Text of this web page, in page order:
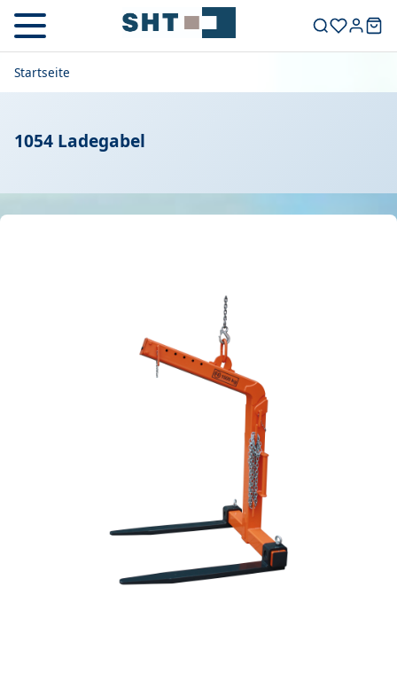
Startseite
1054 Ladegabel